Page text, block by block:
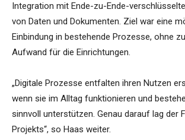
Integration mit Ende-zu-Ende-
von Daten und Dokumenten. Ziel war eine
Einbindung in bestehende Prozesse, ohne
Aufwand für die Einrichtungen.
„Digitale Prozesse entfalten ihren Nutzen
wenn sie im Alltag funktionieren und
sinnvoll unterstützen. Genau darauf lag der
Projekts“, so Haas weiter.